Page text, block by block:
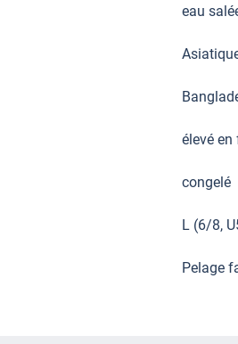
eau
élevé en
congelé
L (6/8,
Pelage